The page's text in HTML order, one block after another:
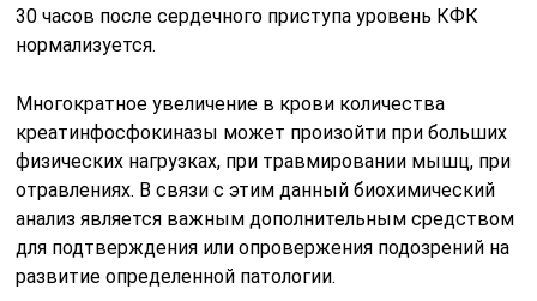
30 часов после сердечного приступа уровень КФК
нормализуется.
Многократное увеличение в крови количества
креатинфосфокиназы может произойти при больших
физических нагрузках, при травмировании мышц, при
отравлениях. В связи с этим данный биохимический
анализ является важным дополнительным средством
для подтверждения или опровержения подозрений на
развитие определенной патологии.